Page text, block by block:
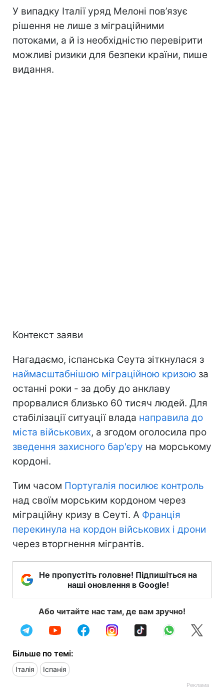
У випадку Італії уряд Мелоні пов’язує
рішення не лише з міграційними
потоками, а й із необхідністю перевірити
можливі ризики для безпеки країни, пише
видання.
Контекст заяви
Нагадаємо, іспанська Сеута зіткнулася з
наймасштабнішою міграційною кризою за
останні роки - за добу до анклаву
прорвалися близько 60 тисяч людей. Для
стабілізації ситуації влада направила до
міста військових, а згодом оголосила про
зведення захисного бар'єру на морському
кордоні.
Тим часом Португалія посилює контроль
над своїм морським кордоном через
міграційну кризу в Сеуті. А Франція
перекинула на кордон військових і дрони
через вторгнення мігрантів.
Не пропустіть головне! Підпишіться на
наші оновлення в Google!
Або читайте нас там, де вам зручно!
Більше по темі:
Італія Іспанія